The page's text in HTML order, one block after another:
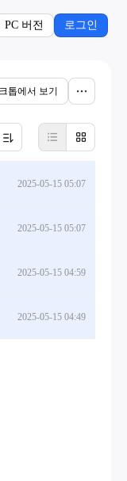
PC 버전 로그인
톱에서 보기
2025-05-15 05:07
2025-05-15 05:07
2025-05-15 04:59
2025-05-15 04:49